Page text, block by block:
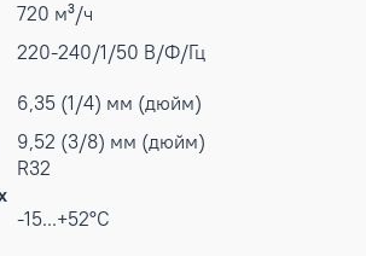
720 м³/ч
220-240/1/50 В/Ф/Гц
6,35 (1/4) мм (дюйм)
9,52 (3/8) мм (дюйм)
R32
-15...+52°С